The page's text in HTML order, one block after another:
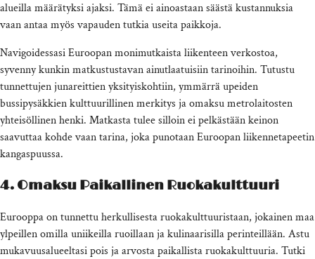
alueilla määrätyksi ajaksi. Tämä ei ainoastaan säästä kustannuksia
vaan antaa myös vapauden tutkia useita paikkoja.
Navigoidessasi Euroopan monimutkaista liikenteen verkostoa,
syvenny kunkin matkustustavan ainutlaatuisiin tarinoihin. Tutustu
tunnettujen junareittien yksityiskohtiin, ymmärrä upeiden
bussipysäkkien kulttuurillinen merkitys ja omaksu metrolaitosten
yhteisöllinen henki. Matkasta tulee silloin ei pelkästään keinon
saavuttaa kohde vaan tarina, joka punotaan Euroopan liikennetapeetin
kangaspuussa.
4. Omaksu Paikallinen Ruokakulttuuri
Eurooppa on tunnettu herkullisesta ruokakulttuuristaan, jokainen maa
ylpeillen omilla uniikeilla ruoillaan ja kulinaarisilla perinteillään. Astu
mukavuusalueeltasi pois ja arvosta paikallista ruokakulttuuria. Tutki